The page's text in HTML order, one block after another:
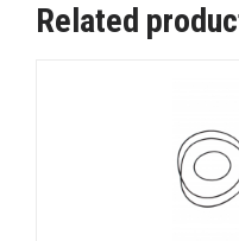
Related